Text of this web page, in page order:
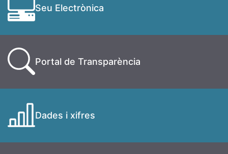
Seu Electrònica
Portal de Transparència
Dades i xifres